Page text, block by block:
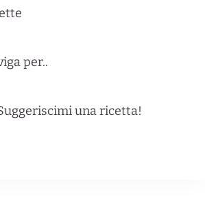
per..
una ricetta!